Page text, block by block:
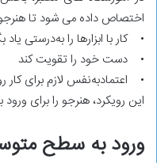
اختصاص داده می ‌شود تا هنرجو
• کار با ابزارها را به‌درستی یاد
• دست خود را تقویت کند
• اعتمادبه‌نفس لازم برای
این رویکرد، هنرجو را برای
ورود به سطح